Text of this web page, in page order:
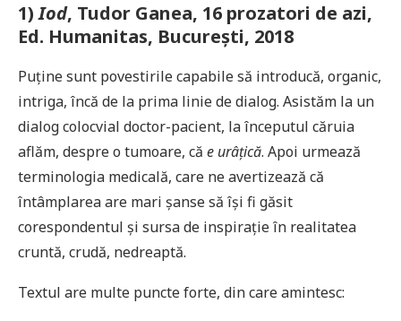
1)Iod, Tudor Ganea, 16 prozatori de azi,
Ed. Humanitas, București, 2018
Puține sunt povestirile capabile să introducă, organic,
intriga, încă de la prima linie de dialog. Asistăm la un
dialog colocvial doctor-pacient, la începutul căruia
aflăm, despre o tumoare, că e urâțică. Apoi urmează
terminologia medicală, care ne avertizează că
întâmplarea are mari șanse să își fi găsit
corespondentul și sursa de inspirație în realitatea
cruntă, crudă, nedreaptă.
Textul are multe puncte forte, din care amintesc: